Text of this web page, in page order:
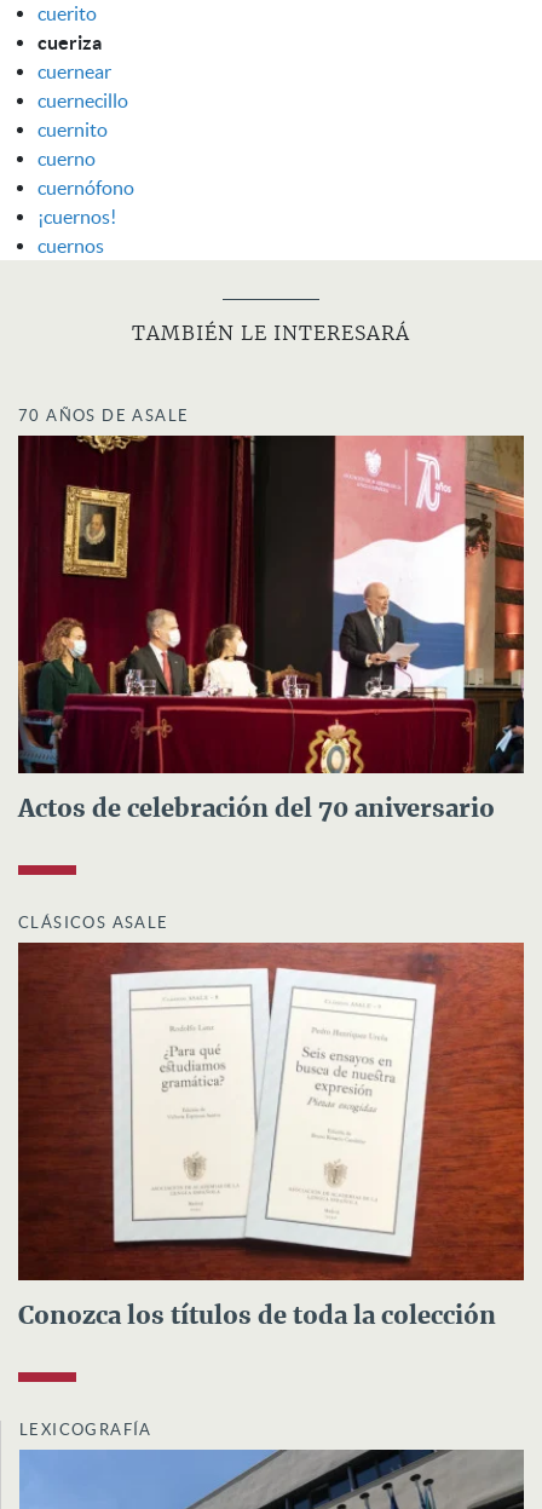
cuerito
cueriza
cuernear
cuernecillo
cuernito
cuerno
cuernófono
¡cuernos!
cuernos
TAMBIÉN LE INTERESARÁ
70 AÑOS DE ASALE
Actos de celebración del 70 aniversario
CLÁSICOS ASALE
Conozca los títulos de toda la colección
LEXICOGRAFÍA